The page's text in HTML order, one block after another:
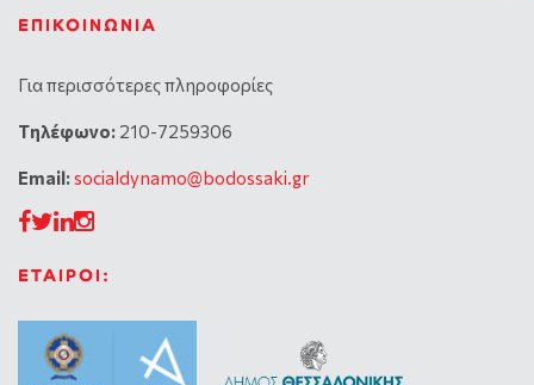
ΕΠΙΚΟΙΝΩΝΊΑ
Για περισσότερες πληροφορίες
Tηλέφωνο: 210-7259306
Email:socialdynamo@bodossaki.gr
ΕΤΑΙΡΟΙ: